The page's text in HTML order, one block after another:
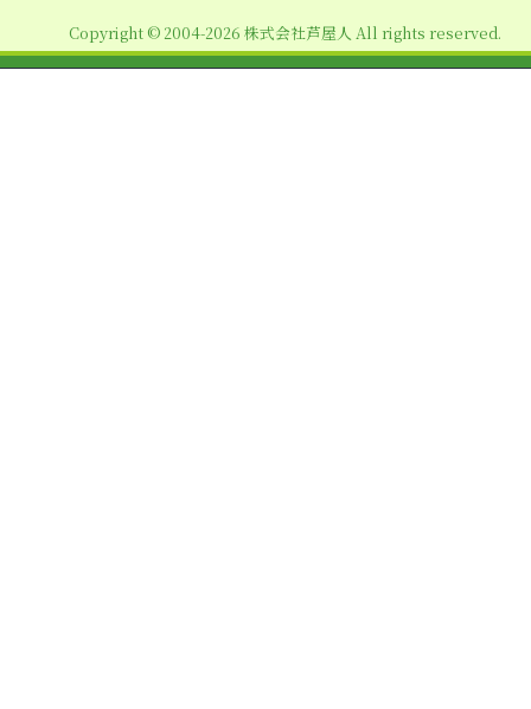
Copyright © 2004-2026 株式会社芦屋人 All rights reserved.